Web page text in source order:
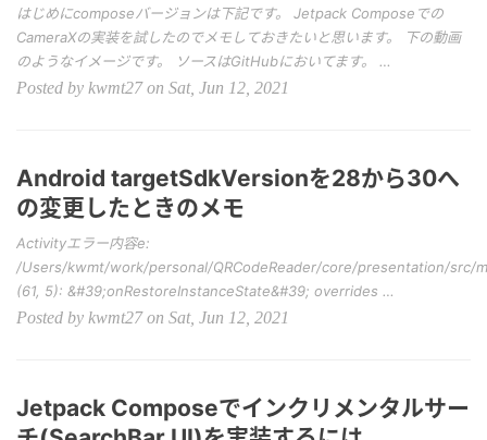
はじめにcomposeバージョンは下記です。 Jetpack Composeでの
CameraXの実装を試したのでメモしておきたいと思います。 下の動画
のようなイメージです。 ソースはGitHubにおいてます。 …
Posted by kwmt27 on Sat, Jun 12, 2021
Android targetSdkVersionを28から30へ
の変更したときのメモ
Activityエラー内容e:
/Users/kwmt/work/personal/QRCodeReader/core/presentation/
(61, 5): &#39;onRestoreInstanceState&#39; overrides …
Posted by kwmt27 on Sat, Jun 12, 2021
Jetpack Composeでインクリメンタルサー